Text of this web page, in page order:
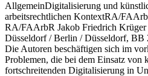
AllgemeinDigitalisierung und
arbeitsrechtlichen KontextRA/
RA/FAArbR Jakob Friedrich
Düsseldorf / Berlin / Düsseldorf, BB
Die Autoren beschäftigen sich im
Problemen, die bei dem Einsatz von
fortschreitenden Digitalisierung in